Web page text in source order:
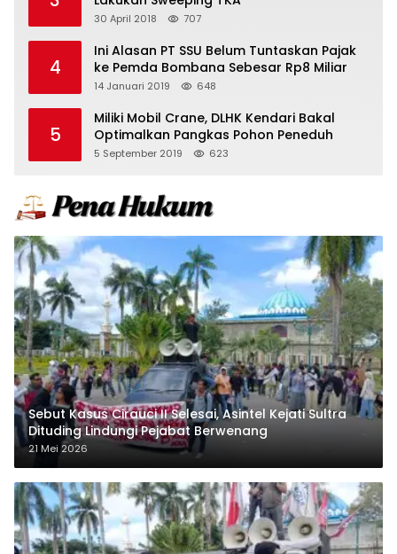
30 April 2018 707
4
Ini Alasan PT SSU Belum Tuntaskan Pajak
ke Pemda Bombana Sebesar Rp8 Miliar
14 Januari 2019 648
5
Miliki Mobil Crane, DLHK Kendari Bakal
Optimalkan Pangkas Pohon Peneduh
5 September 2019 623
Sebut Kasus Cirauci II Selesai, Asintel Kejati Sultra
Dituding Lindungi Pejabat Berwenang
21 Mei 2026